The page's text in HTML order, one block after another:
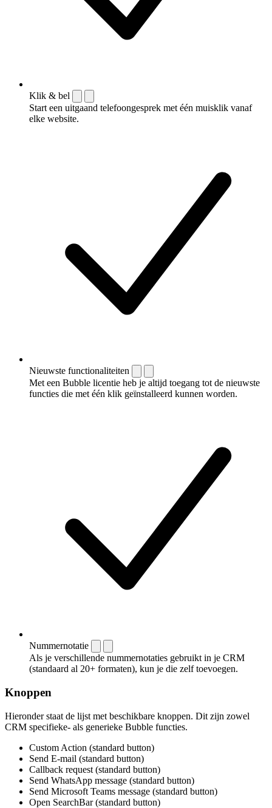
Klik & bel
Start een uitgaand telefoongesprek met één muisklik vanaf
elke website.
Nieuwste functionaliteiten
Met een Bubble licentie heb je altijd toegang tot de nieuwste
functies die met één klik geïnstalleerd kunnen worden.
Nummernotatie
Als je verschillende nummernotaties gebruikt in je CRM
(standaard al 20+ formaten), kun je die zelf toevoegen.
Knoppen
Hieronder staat de lijst met beschikbare knoppen. Dit zijn zowel
CRM specifieke- als generieke Bubble functies.
Custom Action (standard button)
Send E-mail (standard button)
Callback request (standard button)
Send WhatsApp message (standard button)
Send Microsoft Teams message (standard button)
Open SearchBar (standard button)